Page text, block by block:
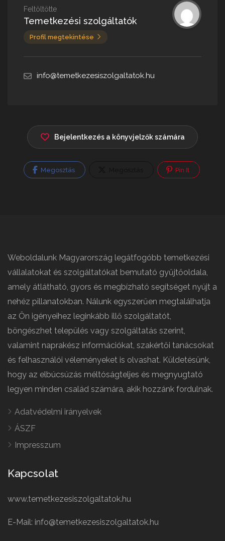
Feltöltötte
Temetkezési szolgáltatók
Profil megtekintése
info@temetkezesiszolgaltatok.hu
Bejelentkezés a könyvjelzők számára
Megosztás Pin It
Weboldalunk Magyarország legátfogóbb temetkezési
vállalatokat és szolgáltatókat bemutató gyűjtőoldala,
amely átlátható, gyors és megbízható segítséget nyújt a
nehéz pillanatokban. Nálunk egyszerűen megtalálhatja
az Ön igényeihez leginkább illő szolgáltatót,
böngészhet település vagy szolgáltatás szerint,
valamint naprakész információkat, szakértői tanácsokat
és felhasználói véleményeket is olvashat. Küldetésünk,
hogy az elbúcsúzás méltóságteljes és megnyugtató
legyen minden család számára, akik hozzánk fordulnak.
Adatvédelmi irányelvek
ÁSZF
Impresszum
Kapcsolat
www.temetkezesiszolgaltatok.hu
E-Mail: info@temetkezesiszolgaltatok.hu